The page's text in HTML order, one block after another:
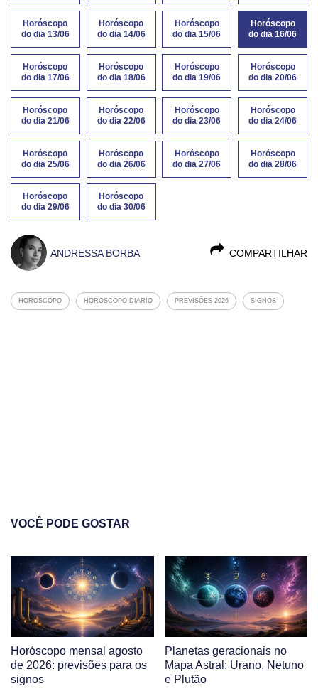
Horóscopo
do dia 13/06
Horóscopo
do dia 14/06
Horóscopo
do dia 15/06
Horóscopo
do dia 16/06
Horóscopo
do dia 17/06
Horóscopo
do dia 18/06
Horóscopo
do dia 19/06
Horóscopo
do dia 20/06
Horóscopo
do dia 21/06
Horóscopo
do dia 22/06
Horóscopo
do dia 23/06
Horóscopo
do dia 24/06
Horóscopo
do dia 25/06
Horóscopo
do dia 26/06
Horóscopo
do dia 27/06
Horóscopo
do dia 28/06
Horóscopo
do dia 29/06
Horóscopo
do dia 30/06
COMPARTILHAR
ANDRESSA BORBA
HOROSCOPO HOROSCOPO DIARIO PREVISÕES 2026 SIGNOS
VOCÊ PODE GOSTAR
Horóscopo mensal agosto
de 2026: previsões para os
signos
Planetas geracionais no
Mapa Astral: Urano, Netuno
e Plutão